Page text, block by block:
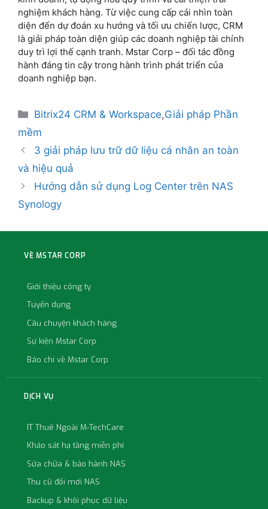
3 giải pháp lưu trữ dữ liệu cá nhân an toàn
và hiệu quả
Hướng dẫn sử dụng Log Center trên NAS
Synology
VỀ MSTAR CORP
Giới thiệu công ty
Tuyển dụng
Câu chuyện khách hàng
Sự kiện Mstar Corp
DỊCH VỤ
IT Thuê Ngoài M-TechCare
Khảo sát hạ tầng miễn phí
Sửa chữa & bảo hành NAS
Thu cũ đổi mới NAS
Backup & khôi phục dữ liệu
GIẢI PHÁP
Giải pháp File Server
Giải pháp Backup dữ liệu
Giải pháp Microsoft 365
Giải pháp Email Server
Chuyển đổi số doanh nghiệp